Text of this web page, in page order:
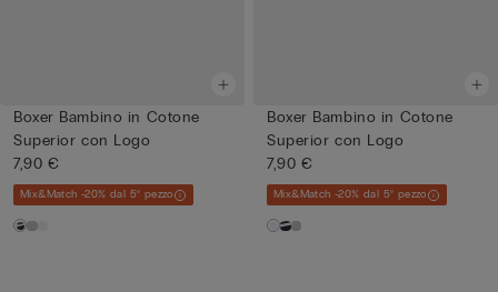
Boxer Bambino in Cotone
Superior con Logo
7,90 €
Mix&Match -20% dal 5° pezzo
Boxer Bambino in Cotone
Superior con Logo
7,90 €
Mix&Match -20% dal 5° pezzo